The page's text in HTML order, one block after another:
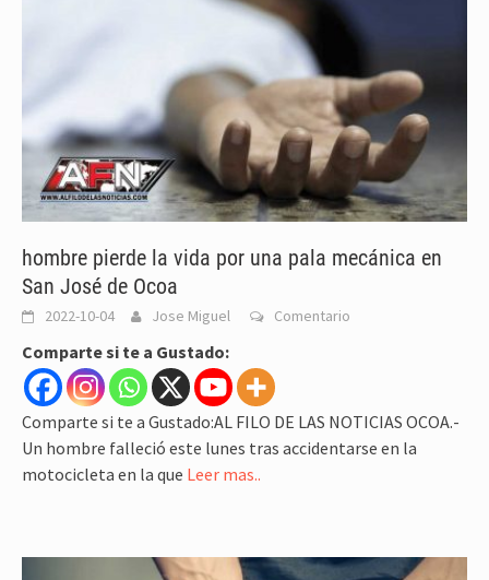
hombre pierde la vida por una pala mecánica en
San José de Ocoa
2022-10-04 Jose Miguel Comentario
Comparte si te a Gustado:
Comparte si te a Gustado:AL FILO DE LAS NOTICIAS OCOA.-
Un hombre falleció este lunes tras accidentarse en la
motocicleta en la que Leer mas..